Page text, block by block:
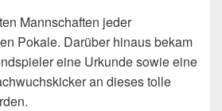
Mannschaften jeder
Pokale. Darüber hinaus bekam
eine Urkunde sowie eine
an dieses tolle